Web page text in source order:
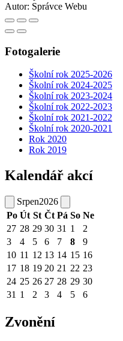
Autor: Správce Webu
Fotogalerie
Školní rok 2025-2026
Školní rok 2024-2025
Školní rok 2023-2024
Školní rok 2022-2023
Školní rok 2021-2022
Školní rok 2020-2021
Rok 2020
Rok 2019
Kalendář akcí
Srpen2026
Po Út St Čt Pá So Ne
27 28 29 30 31 1
2
3
4 5 6 7 8
9
10 11 12 13 14 15 16
17 18 19 20 21 22 23
24 25 26 27 28 29 30
31 1 2 3 4 5 6
Zvonění